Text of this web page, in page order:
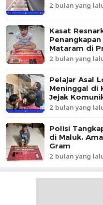
2 bulan yang
Kasat
Mataram di
2 bulan yang
Pelajar Asal
Meninggal di
Jejak
2 bulan yang
Polisi
di Maluk,
Gram
2 bulan yang